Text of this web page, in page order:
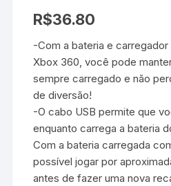
R$36.80
-Com a bateria e
Xbox 360, você pode
sempre carregado e não
de diversão!
-O cabo USB permite que
enquanto carrega a bateria
Com a bateria carregada
possível jogar por
antes de fazer uma nova